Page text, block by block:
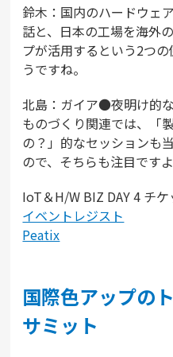
鈴木：国内のハードウェ
話と、日本の工場を海外
プが活用するという2つ
うですね。
北島：ガイア●夜明け的
ものづくり関連では、「
の？」的なセッションも
ので、そちらも注目ですよ
IoT＆H/W BIZ DAY 4 チ
イベントレジスト
Peatix
国際色アップの
サミット